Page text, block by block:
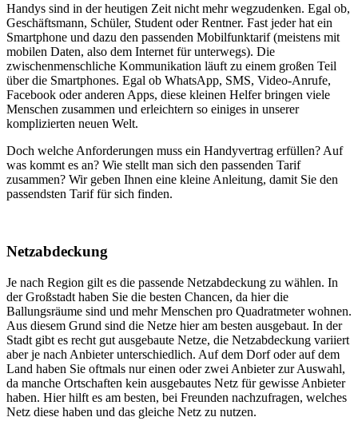
Handys sind in der heutigen Zeit nicht mehr wegzudenken. Egal ob,
Geschäftsmann, Schüler, Student oder Rentner. Fast jeder hat ein
Smartphone und dazu den passenden Mobilfunktarif (meistens mit
mobilen Daten, also dem Internet für unterwegs). Die
zwischenmenschliche Kommunikation läuft zu einem großen Teil
über die Smartphones. Egal ob WhatsApp, SMS, Video-Anrufe,
Facebook oder anderen Apps, diese kleinen Helfer bringen viele
Menschen zusammen und erleichtern so einiges in unserer
komplizierten neuen Welt.
Doch welche Anforderungen muss ein Handyvertrag erfüllen? Auf
was kommt es an? Wie stellt man sich den passenden Tarif
zusammen? Wir geben Ihnen eine kleine Anleitung, damit Sie den
passendsten Tarif für sich finden.
Netzabdeckung
Je nach Region gilt es die passende Netzabdeckung zu wählen. In
der Großstadt haben Sie die besten Chancen, da hier die
Ballungsräume sind und mehr Menschen pro Quadratmeter wohnen.
Aus diesem Grund sind die Netze hier am besten ausgebaut. In der
Stadt gibt es recht gut ausgebaute Netze, die Netzabdeckung variiert
aber je nach Anbieter unterschiedlich. Auf dem Dorf oder auf dem
Land haben Sie oftmals nur einen oder zwei Anbieter zur Auswahl,
da manche Ortschaften kein ausgebautes Netz für gewisse Anbieter
haben. Hier hilft es am besten, bei Freunden nachzufragen, welches
Netz diese haben und das gleiche Netz zu nutzen.